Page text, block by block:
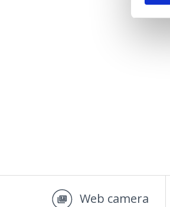
Web camera